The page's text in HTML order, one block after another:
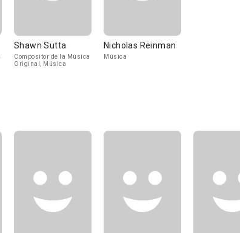
Shawn Sutta
Compositor de la Música
Original, Música
Nicholas Reinman
Música